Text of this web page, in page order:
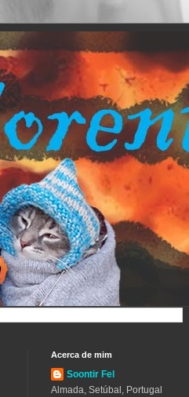
Acerca de mim
Soontir Fel
Almada, Setúbal, Portugal